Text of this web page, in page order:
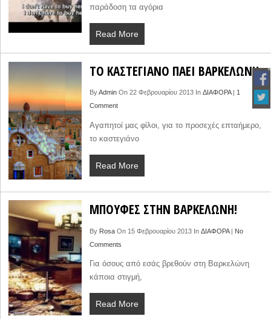
παράδοση τα αγόρια
Read More
ΤΟ ΚΑΣΤΕΓΙΑΝΟ ΠΑΕΙ ΒΑΡΚΕΛΩΝΗ
ByAdminOn 22 Φεβρουαρίου 2013 In ΔΙΑΦΟΡΑ| 1
Comment
Αγαπητοί μας φίλοι, για το προσεχές επταήμερο,
το καστεγιάνο
Read More
ΜΠΟΥΦΕΣ ΣΤΗΝ ΒΑΡΚΕΛΩΝΗ!
By RosaOn 15 Φεβρουαρίου 2013 In ΔΙΑΦΟΡΑ| No
Comments
Για όσους από εσάς βρεθούν στη Βαρκελώνη
κάποια στιγμή,
Read More